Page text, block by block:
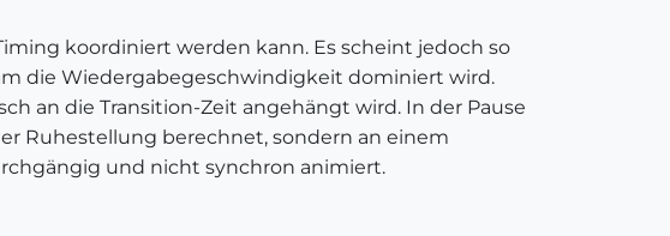
koordiniert werden kann. Es scheint jedoch so
die Wiedergabegeschwindigkeit dominiert wird.
an die Transition-Zeit angehängt wird. In der Pause
Ruhestellung berechnet, sondern an einem
und nicht synchron animiert.